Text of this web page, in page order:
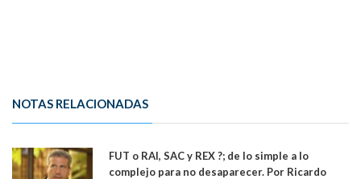
NOTAS RELACIONADAS
FUT o RAI, SAC y REX ?; de lo simple a lo
complejo para no desaparecer. Por Ricardo